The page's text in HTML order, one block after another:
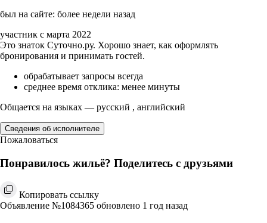
был на сайте: более недели назад
участник с марта 2022
Это знаток Суточно.ру. Хорошо знает, как оформлять
бронирования и принимать гостей.
обрабатывает запросы всегда
среднее время отклика: менее минуты
Общается на языках — русский , английский
Сведения об исполнителе
Пожаловаться
Понравилось жильё? Поделитесь с друзьями
Копировать ссылку
Объявление №1084365 обновлено 1 год назад